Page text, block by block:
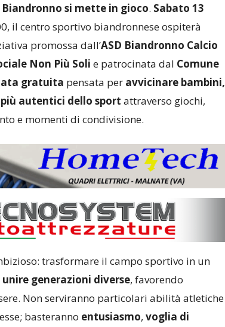
Biandronno si mette in gioco. Sabato 13
il centro sportivo biandronnese ospiterà
promossa dall’ASD Biandronno Calcio
Non Più Soli e patrocinata dal Comune
gratuita pensata per avvicinare bambini,
autentici dello sport attraverso giochi,
e momenti di condivisione.
trasformare il campo sportivo in un
generazioni diverse, favorendo
Non serviranno particolari abilità atletiche
basteranno entusiasmo, voglia di